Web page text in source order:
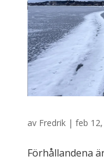
av Fredrik| feb
Förhållandena